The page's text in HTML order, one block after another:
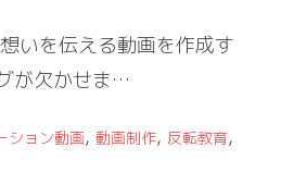
いを伝える動画を作成す
が欠かせま…
ション動画, 動画制作, 反転教育,